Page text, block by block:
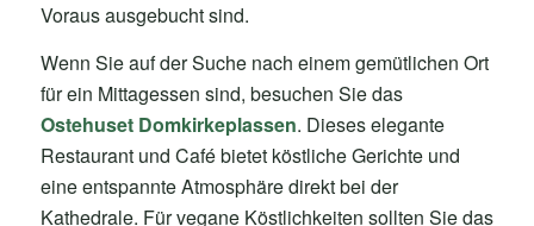
Voraus ausgebucht sind.
Wenn Sie auf der Suche nach einem gemütlichen Ort
für ein Mittagessen sind, besuchen Sie das
Ostehuset Domkirkeplassen. Dieses elegante
Restaurant und Café bietet köstliche Gerichte und
eine entspannte Atmosphäre direkt bei der
Kathedrale. Für vegane Köstlichkeiten sollten Sie das